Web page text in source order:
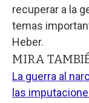
recuperar a la
temas
Heber.
MIRA
La guerra al
las